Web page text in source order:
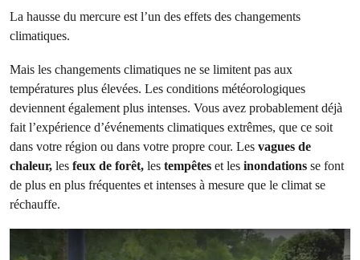
La hausse du mercure est l’un des effets des changements
climatiques.
Mais les changements climatiques ne se limitent pas aux
températures plus élevées. Les conditions météorologiques
deviennent également plus intenses. Vous avez probablement déjà
fait l’expérience d’événements climatiques extrêmes, que ce soit
dans votre région ou dans votre propre cour. Les vagues de
chaleur, les feux de forêt, les tempêtes et les inondations se font
de plus en plus fréquentes et intenses à mesure que le climat se
réchauffe.